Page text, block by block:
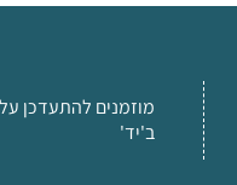
מוזמנים להתעדכן
ב'יד'